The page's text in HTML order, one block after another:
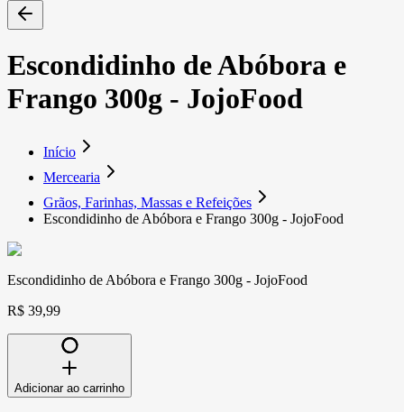
Escondidinho de Abóbora e
Frango 300g - JojoFood
Início
Mercearia
Grãos, Farinhas, Massas e Refeições
Escondidinho de Abóbora e Frango 300g - JojoFood
Escondidinho de Abóbora e Frango 300g - JojoFood
R$ 39,99
Adicionar ao carrinho